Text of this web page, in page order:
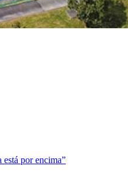
por encima”